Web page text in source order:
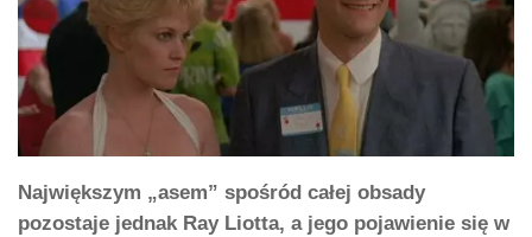
Największym „asem” spośród całej obsady
pozostaje jednak Ray Liotta, a jego pojawienie się w